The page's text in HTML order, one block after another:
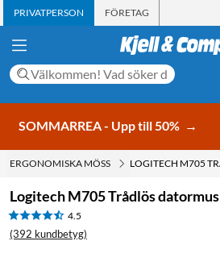
PRIVATPERSON FÖRETAG
SOMMARREA - Upp till 50% →
ERGONOMISKA MÖSS
Logitech M705 Trådlös datormus
4.5
(392 kundbetyg)